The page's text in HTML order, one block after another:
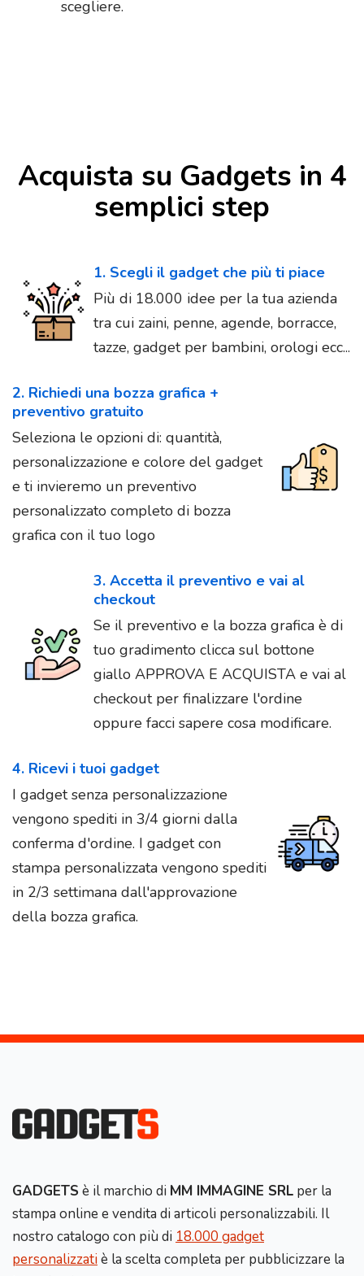
scegliere.
Acquista su Gadgets in 4
semplici step
1. Scegli il gadget che più ti piace
Più di 18.000 idee per la tua azienda
tra cui zaini, penne, agende, borracce,
tazze, gadget per bambini, orologi ecc...
2. Richiedi una bozza grafica +
preventivo gratuito
Seleziona le opzioni di: quantità,
personalizzazione e colore del gadget
e ti invieremo un preventivo
personalizzato completo di bozza
grafica con il tuo logo
3. Accetta il preventivo e vai al
checkout
Se il preventivo e la bozza grafica è di
tuo gradimento clicca sul bottone
giallo APPROVA E ACQUISTA e vai al
checkout per finalizzare l'ordine
oppure facci sapere cosa modificare.
4. Ricevi i tuoi gadget
I gadget senza personalizzazione
vengono spediti in 3/4 giorni dalla
conferma d'ordine. I gadget con
stampa personalizzata vengono spediti
in 2/3 settimana dall'approvazione
della bozza grafica.
GADGETS è il marchio di MM IMMAGINE SRL per la
stampa online e vendita di articoli personalizzabili. Il
nostro catalogo con più di 18.000 gadget
personalizzatiè la scelta completa per pubblicizzare la